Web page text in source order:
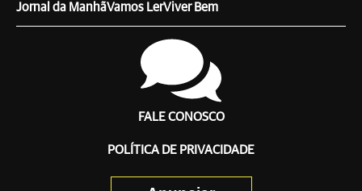
Jornal da ManhãVamos LerViver Bem
FALE CONOSCO
POLÍTICA DE PRIVACIDADE